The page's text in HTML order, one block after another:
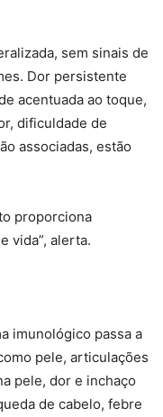
sem sinais de
Dor persistente
acentuada ao toque,
dificuldade de
associadas, estão
proporciona
vida”, alerta.
imunológico passa a
pele, articulações
pele, dor e inchaço
de cabelo, febre